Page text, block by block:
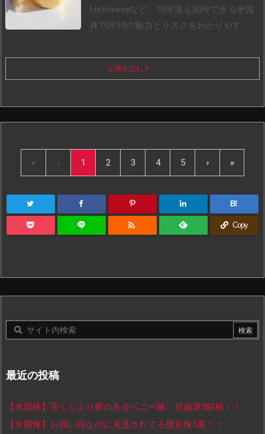
Hathawayなど、10年後も期待できる米国
株TOP10の魅力とリスクをわかりやす ...
記事を読む ...
« ‹ 1 2 3 4 5 › »
B!
 Copy
最近の投稿
【米国株】宝くじより夢のあるペニー株 超厳選3銘柄！！
【米国株】お買い得なのに見逃されてる優良株5選！！